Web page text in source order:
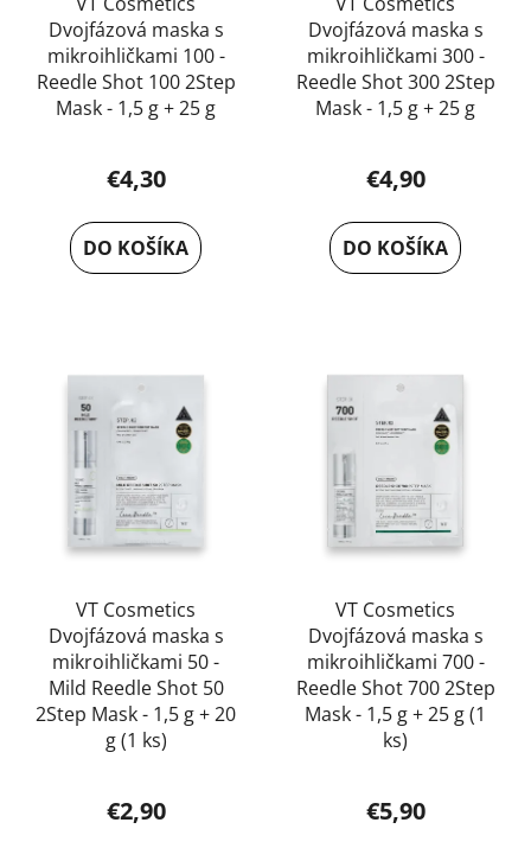
Dvojfázová maska s
mikroihličkami 100 -
Reedle Shot 100 2Step
Mask - 1,5 g + 25 g
€4,30
DO KOŠÍKA
Dvojfázová maska s
mikroihličkami 300 -
Reedle Shot 300 2Step
Mask - 1,5 g + 25 g
€4,90
DO KOŠÍKA
VT Cosmetics
Dvojfázová maska s
mikroihličkami 50 -
Mild Reedle Shot 50
2Step Mask - 1,5 g + 20
g (1 ks)
€2,90
VT Cosmetics
Dvojfázová maska s
mikroihličkami 700 -
Reedle Shot 700 2Step
Mask - 1,5 g + 25 g (1
ks)
€5,90